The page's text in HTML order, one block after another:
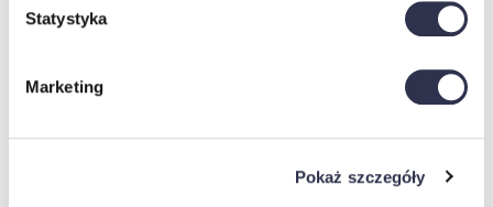
Statystyka
Marketing
Pokaż szczegóły